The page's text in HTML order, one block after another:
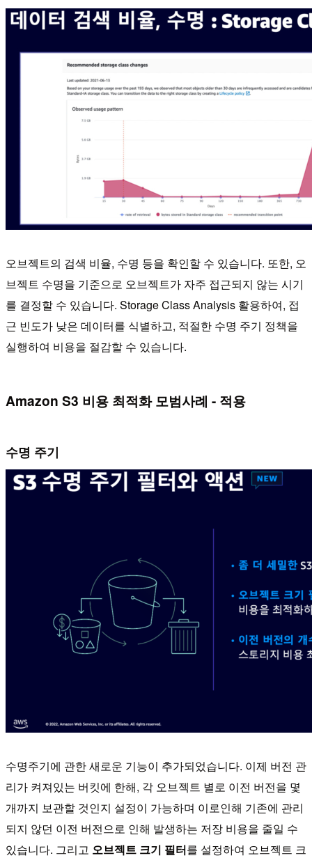
오브젝트의 검색 비율, 수명 등을 확인할 수 있습니다. 또한, 오
브젝트 수명을 기준으로 오브젝트가 자주 접근되지 않는 시기
를 결정할 수 있습니다. Storage Class Analysis 활용하여, 접
근 빈도가 낮은 데이터를 식별하고, 적절한 수명 주기 정책을
실행하여 비용을 절감할 수 있습니다.
Amazon S3 비용 최적화 모범사례 - 적용
수명 주기
수명주기에 관한 새로운 기능이 추가되었습니다. 이제 버전 관
리가 켜져있는 버킷에 한해, 각 오브젝트 별로 이전 버전을 몇
개까지 보관할 것인지 설정이 가능하며 이로인해 기존에 관리
되지 않던 이전 버전으로 인해 발생하는 저장 비용을 줄일 수
있습니다. 그리고 오브젝트 크기 필터를 설정하여 오브젝트 크